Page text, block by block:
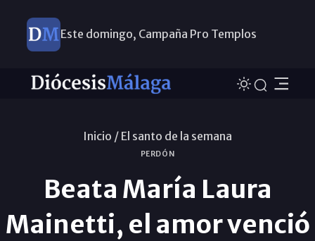
Este domingo, Campaña Pro Templos
Inicio / El santo de la semana
PERDÓN
Beata María Laura
Mainetti, el amor venció